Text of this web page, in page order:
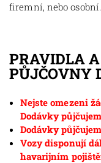
firemní, nebo osobní.
PRAVIDLA
PŮJČOVNY
Nejste omezeni
Dodávky
Dodávky
Vozy disponují
havarijním